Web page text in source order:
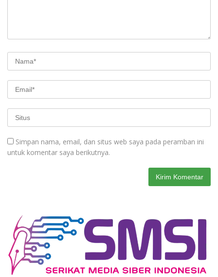
Simpan nama, email, dan situs web saya pada peramban ini
untuk komentar saya berikutnya.